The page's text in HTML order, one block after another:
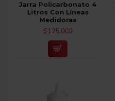
Jarra Policarbonato 4
Litros Con Líneas
Medidoras
$125,000